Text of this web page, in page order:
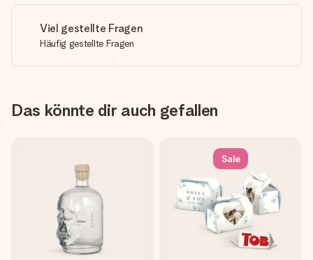
Viel gestellte Fragen
Häufig gestellte Fragen
Das könnte dir auch gefallen
Sale